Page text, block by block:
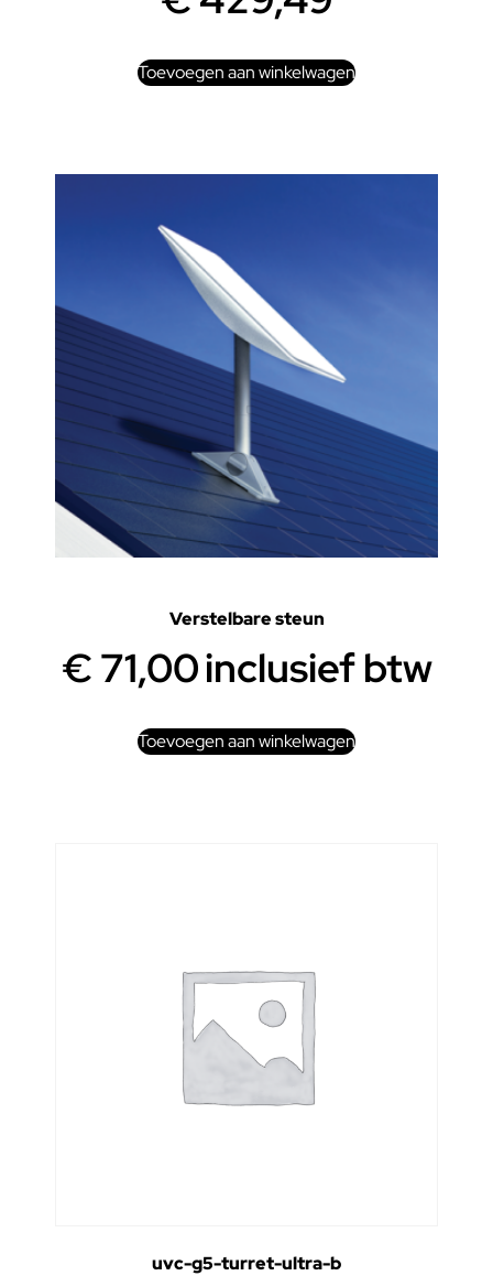
Toevoegen aan winkelwagen
Verstelbare steun
€71,00inclusief btw
Toevoegen aan winkelwagen
uvc-g5-turret-ultra-b